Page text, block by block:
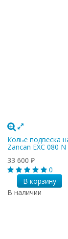
Колье подвеска
Zancan EXC 080 N
33 600 ₽
0
В корзину
В наличии